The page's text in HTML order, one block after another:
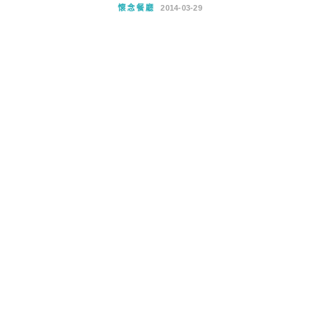
懷念餐廳 2014-03-29